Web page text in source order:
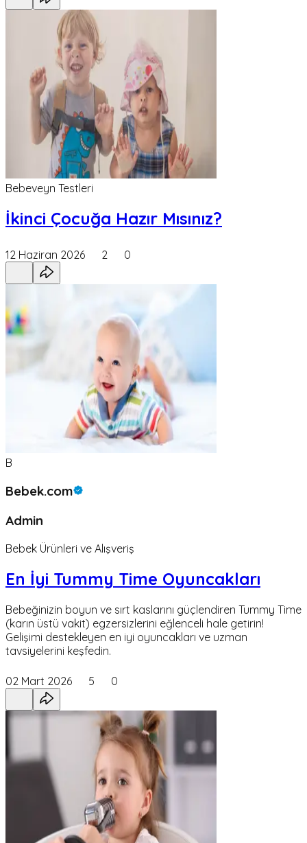
Bebeveyn Testleri
İkinci Çocuğa Hazır Mısınız?
12 Haziran 2026 2 0
B
Bebek.com
Admin
Bebek Ürünleri ve Alışveriş
En İyi Tummy Time Oyuncakları
Bebeğinizin boyun ve sırt kaslarını güçlendiren Tummy Time
(karın üstü vakit) egzersizlerini eğlenceli hale getirin!
Gelişimi destekleyen en iyi oyuncakları ve uzman
tavsiyelerini keşfedin.
02 Mart 2026 5 0